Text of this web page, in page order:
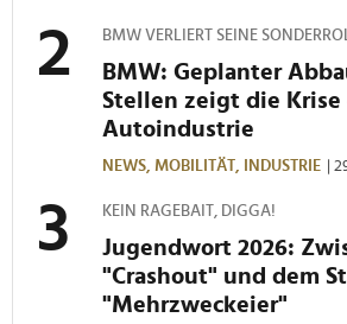
BMW VERLIERT SEINE
BMW: Geplanter
Stellen zeigt die Krise
Autoindustrie
NEWS, MOBILITÄT, INDUSTRIE |
KEIN RAGEBAIT, DIGGA!
Jugendwort 2026:
"Crashout" und dem
"Mehrzweckeier"